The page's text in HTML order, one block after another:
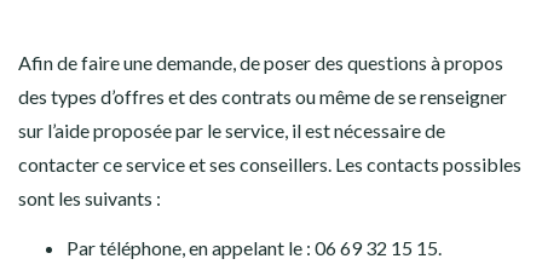
Afin de faire une demande, de poser des questions à propos
des types d’offres et des contrats ou même de se renseigner
sur l’aide proposée par le service, il est nécessaire de
contacter ce service et ses conseillers. Les contacts possibles
sont les suivants :
Par téléphone, en appelant le : 06 69 32 15 15.